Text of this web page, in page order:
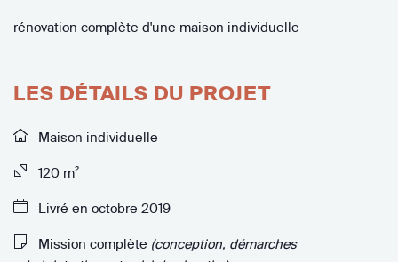
rénovation complète d'une maison individuelle
LES DÉTAILS DU PROJET
Maison individuelle
120 m²
Livré en octobre 2019
Mission complète (conception, démarches